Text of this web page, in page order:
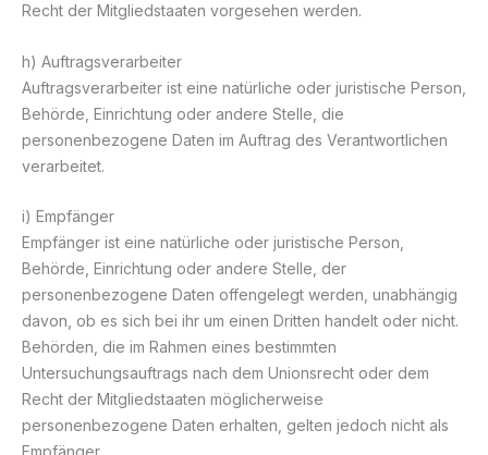
Recht der Mitgliedstaaten vorgesehen werden.
h) Auftragsverarbeiter
Auftragsverarbeiter ist eine natürliche oder juristische Person,
Behörde, Einrichtung oder andere Stelle, die
personenbezogene Daten im Auftrag des Verantwortlichen
verarbeitet.
i) Empfänger
Empfänger ist eine natürliche oder juristische Person,
Behörde, Einrichtung oder andere Stelle, der
personenbezogene Daten offengelegt werden, unabhängig
davon, ob es sich bei ihr um einen Dritten handelt oder nicht.
Behörden, die im Rahmen eines bestimmten
Untersuchungsauftrags nach dem Unionsrecht oder dem
Recht der Mitgliedstaaten möglicherweise
personenbezogene Daten erhalten, gelten jedoch nicht als